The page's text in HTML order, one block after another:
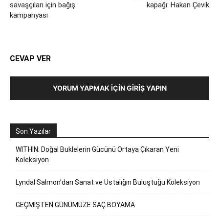
savaşçıları için bağış
kampanyası
kapağı: Hakan Çevik
CEVAP VER
YORUM YAPMAK İÇIN GIRIŞ YAPIN
Son Yazılar
WITHIN: Doğal Buklelerin Gücünü Ortaya Çıkaran Yeni
Koleksiyon
Lyndal Salmon’dan Sanat ve Ustalığın Buluştuğu Koleksiyon
GEÇMİŞTEN GÜNÜMÜZE SAÇ BOYAMA